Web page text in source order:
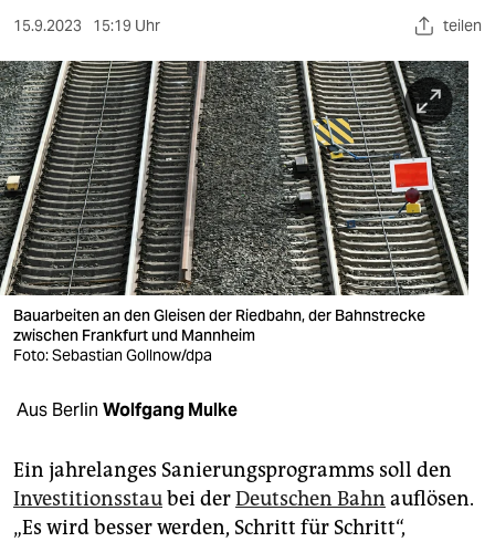
sport
berlin
nord
wahrheit
verlag
verlag
veranstaltungen
unterstützen
abo
15.9.2023 15:19 Uhr teilen
Bauarbeiten an den Gleisen der Riedbahn, der Bahnstrecke
zwischen Frankfurt und Mannheim
Foto: Sebastian Gollnow/dpa
Aus Berlin Wolfgang Mulke
Ein jahrelanges Sanierungsprogramms soll den
Investitionsstaubei derDeutschen Bahn auflösen.
„Es wird besser werden, Schritt für Schritt“,